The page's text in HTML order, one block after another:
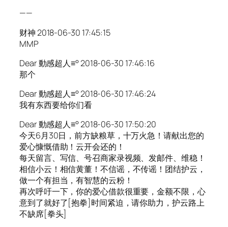
——
财神 2018-06-30 17:45:15
MMP
Dear 動感超人≡° 2018-06-30 17:46:16
那个
Dear 動感超人≡° 2018-06-30 17:46:24
我有东西要给你们看
Dear 動感超人≡° 2018-06-30 17:50:20
今天6月30日，前方缺粮草，十万火急！请献出您的
爱心慷慨借助！云开会还的！
每天留言、写信、号召商家录视频、发邮件、维稳！
相信小云！相信黄董！不信谣，不传谣！团结护云，
做一个有担当，有智慧的云粉！
再次呼吁一下，你的爱心借款很重要，金额不限，心
意到了就好了[抱拳]时间紧迫，请你助力，护云路上
不缺席[拳头]